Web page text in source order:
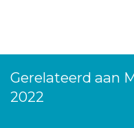
Gerelateerd aan
2022